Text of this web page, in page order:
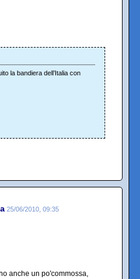
la bandiera dell’Italia con
25/06/2010, 09:35
anche un po'commossa,